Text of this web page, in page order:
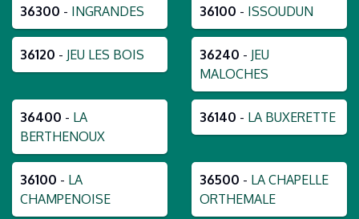
36300 - INGRANDES 36100 - ISSOUDUN
36120 - JEU LES BOIS 36240 - JEU
MALOCHES
36400 - LA
BERTHENOUX
36140 - LA BUXERETTE
36100 - LA
CHAMPENOISE
36500 - LA CHAPELLE
ORTHEMALE